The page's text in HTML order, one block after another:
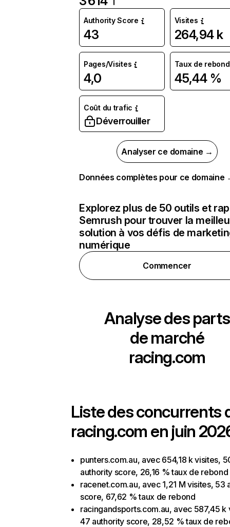
Authority Score
43
Visites
264,94 k
Pages/Visites
4,0
Taux de rebond
45,44 %
Coût du trafic
Déverrouiller
Analyser ce domaine →
Données complètes pour ce domaine
Explorez plus de 50 outils et
Semrush pour trouver la
solution à vos défis de
numérique
Commencer
Analyse des parts
de marché
racing.com
Liste des concurrents
racing.com en juin
punters.com.au, avec 654,18 k visites,
authority score, 26,16 % taux de rebond
racenet.com.au, avec 1,21 M visites, 53
score, 67,62 % taux de rebond
racingandsports.com.au, avec 587,45 k
47 authority score, 28,52 % taux de